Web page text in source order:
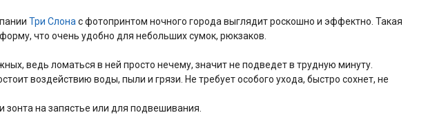
Три Слонас фотопринтом ночного города выглядит роскошно и эффектно. Такая
форму, что очень удобно для небольших сумок, рюкзаков.
ведь ломаться в ней просто нечему, значит не подведет в трудную минуту.
воздействию воды, пыли и грязи. Не требует особого ухода, быстро сохнет, не
на запястье или для подвешивания.